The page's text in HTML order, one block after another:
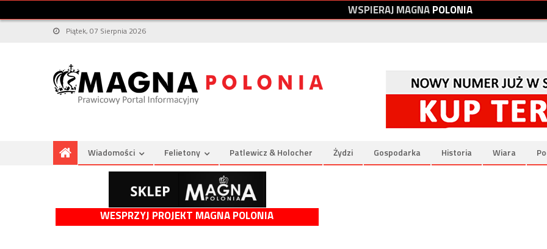
WSPIERAJMAGNAPOLONIA
Piątek, 07 Sierpnia 2026
Wiadomości Felietony Patlewicz & Holocher Żydzi Gospodarka Historia Wiara
WESPRZYJ PROJEKT MAGNA POLONIA